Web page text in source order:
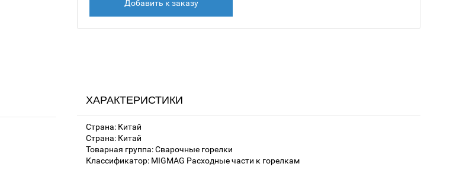
Добавить к заказу
ХАРАКТЕРИСТИКИ
Страна: Китай
Страна: Китай
Товарная группа: Сварочные горелки
Классификатор: MIGMAG Расходные части к горелкам